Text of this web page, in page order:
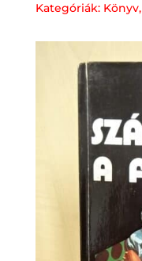
Kategóriák: Könyv,